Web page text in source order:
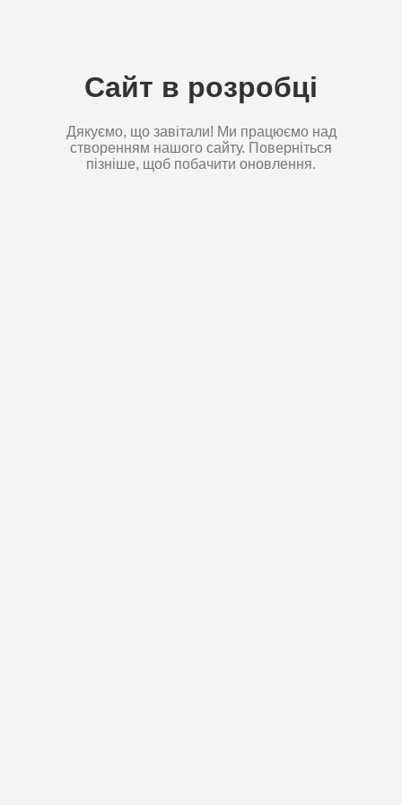
Сайт в розробці
Дякуємо, що завітали! Ми працюємо над
створенням нашого сайту. Поверніться
пізніше, щоб побачити оновлення.